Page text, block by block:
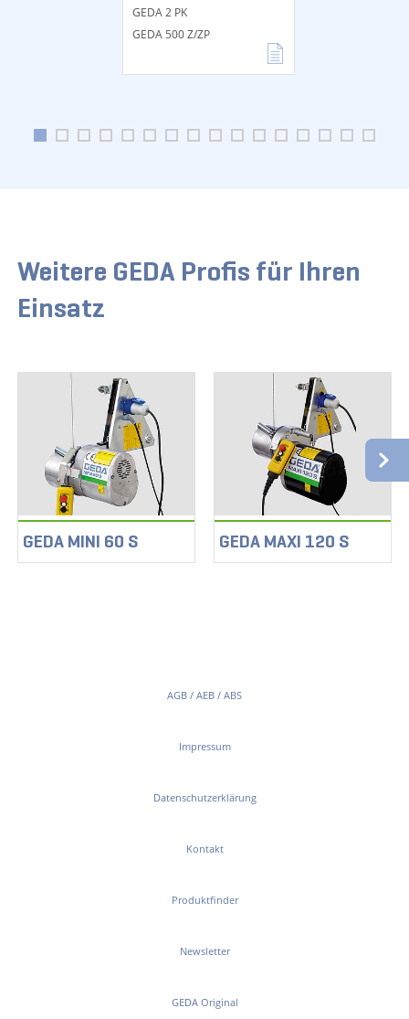
GEDA 2 PK
GEDA 500 Z/ZP
Weitere GEDA Profis für Ihren
Einsatz
GEDA MINI 60 S GEDA MAXI 120 S
AGB / AEB / ABS
Impressum
Datenschutzerklärung
Kontakt
Produktfinder
Newsletter
GEDA Original